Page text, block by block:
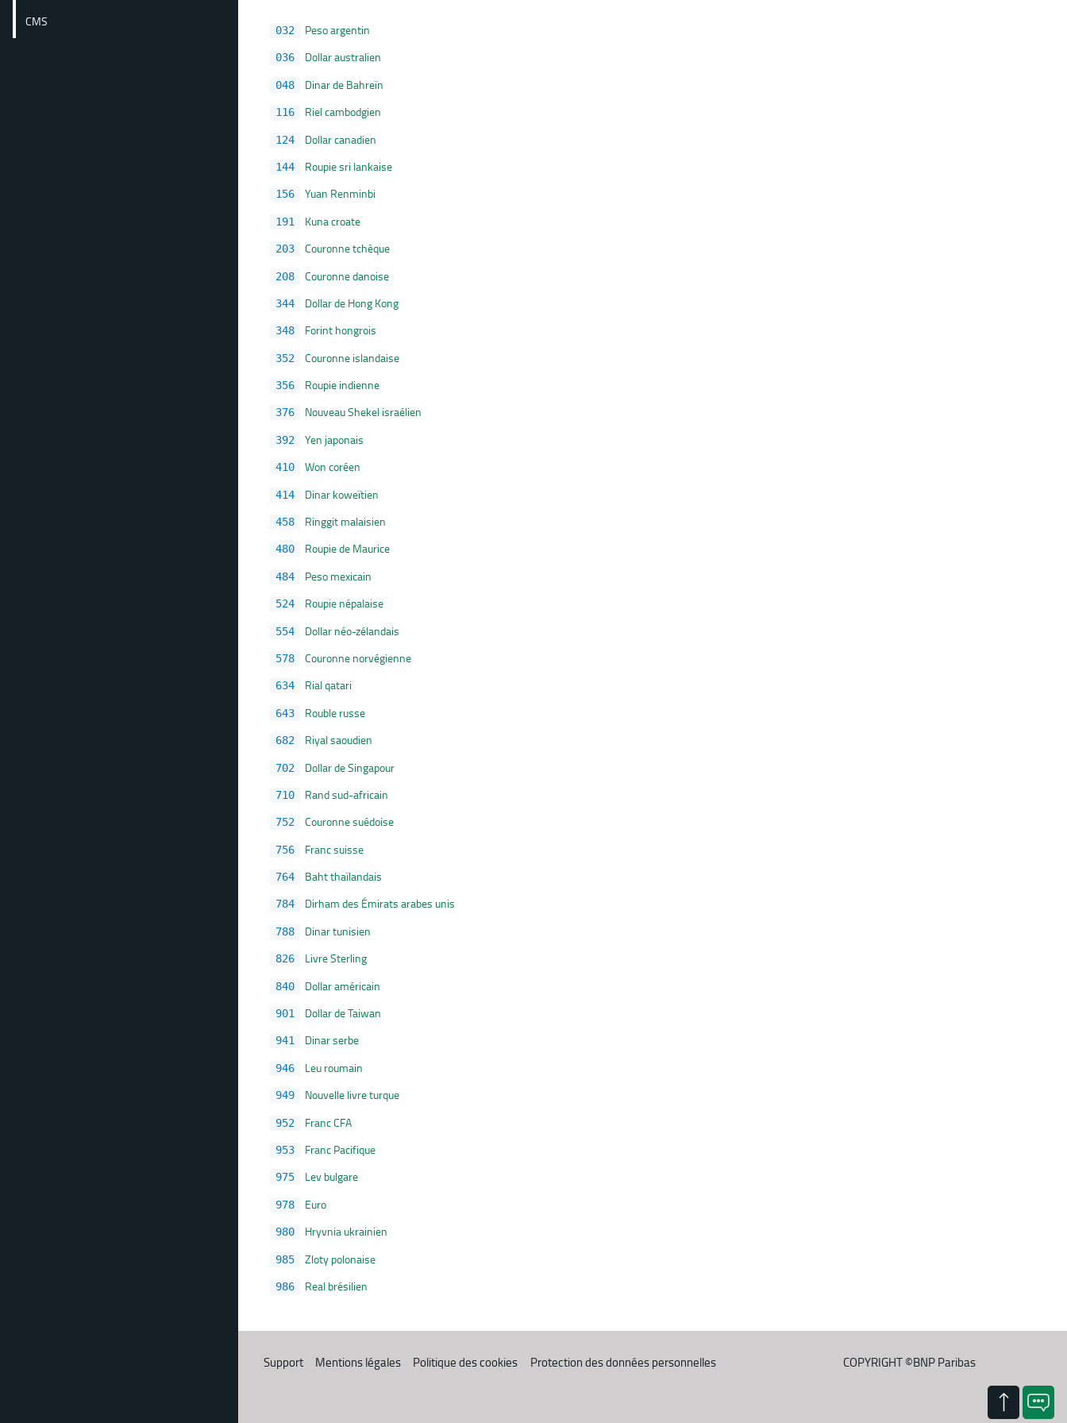
CMS
032 Peso argentin
036 Dollar australien
048 Dinar de Bahreïn
116 Riel cambodgien
124 Dollar canadien
144 Roupie sri lankaise
156 Yuan Renminbi
191 Kuna croate
203 Couronne tchèque
208 Couronne danoise
344 Dollar de Hong Kong
348 Forint hongrois
352 Couronne islandaise
356 Roupie indienne
376 Nouveau Shekel israélien
392 Yen japonais
410 Won coréen
414 Dinar koweïtien
458 Ringgit malaisien
480 Roupie de Maurice
484 Peso mexicain
524 Roupie népalaise
554 Dollar néo-zélandais
578 Couronne norvégienne
634 Rial qatari
643 Rouble russe
682 Riyal saoudien
702 Dollar de Singapour
710 Rand sud-africain
752 Couronne suédoise
756 Franc suisse
764 Baht thaïlandais
784 Dirham des Émirats arabes unis
788 Dinar tunisien
826 Livre Sterling
840 Dollar américain
901 Dollar de Taiwan
941 Dinar serbe
946 Leu roumain
949 Nouvelle livre turque
952 Franc CFA
953 Franc Pacifique
975 Lev bulgare
978 Euro
980 Hryvnia ukrainien
985 Zloty polonaise
986 Real brésilien
Support Mentions légales Politique des cookies Protection des données personnelles COPYRIGHT ©BNP Paribas